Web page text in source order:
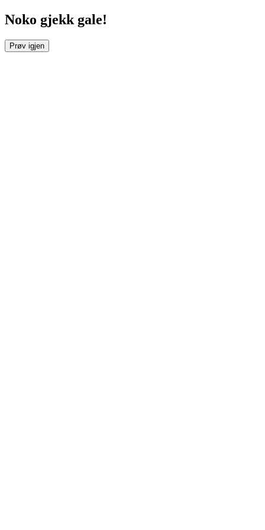
Noko gjekk gale!
Prøv igjen